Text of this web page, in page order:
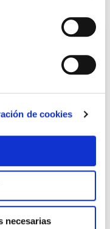
de cookies
necesarias
5 l con dosificador